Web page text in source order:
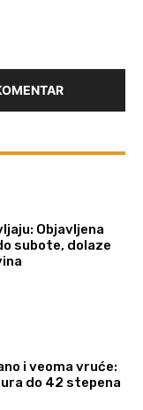
Objavljena
subote, dolaze
i veoma vruće:
do 42 stepena